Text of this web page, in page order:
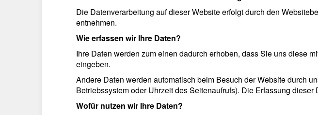
Die Datenverarbeitung auf dieser Website erfolgt durch den
entnehmen.
Wie erfassen wir Ihre Daten?
Ihre Daten werden zum einen dadurch erhoben, dass Sie uns diese
eingeben.
Andere Daten werden automatisch beim Besuch der Website durch
Betriebssystem oder Uhrzeit des Seitenaufrufs). Die Erfassung
Wofür nutzen wir Ihre Daten?